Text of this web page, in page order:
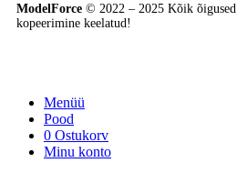
ModelForce © 2022 – 2025 Kõik
kopeerimine keelatud!
Menüü
Pood
0 Ostukorv
Minu konto